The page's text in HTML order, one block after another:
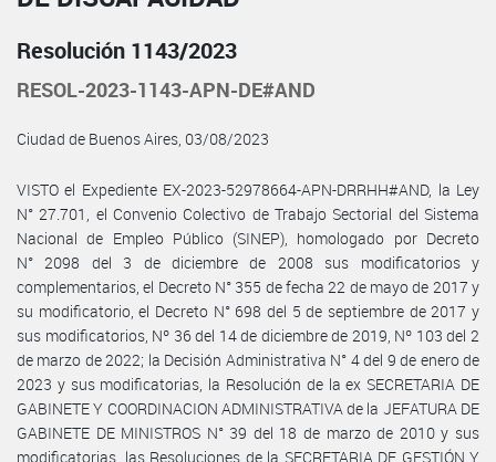
Resolución 1143/2023
RESOL-2023-1143-APN-DE#AND
Ciudad de Buenos Aires, 03/08/2023
VISTO el Expediente EX-2023-52978664-APN-DRRHH#AND, la Ley
N° 27.701, el Convenio Colectivo de Trabajo Sectorial del Sistema
Nacional de Empleo Público (SINEP), homologado por Decreto
N° 2098 del 3 de diciembre de 2008 sus modificatorios y
complementarios, el Decreto N° 355 de fecha 22 de mayo de 2017 y
su modificatorio, el Decreto N° 698 del 5 de septiembre de 2017 y
sus modificatorios, Nº 36 del 14 de diciembre de 2019, Nº 103 del 2
de marzo de 2022; la Decisión Administrativa N° 4 del 9 de enero de
2023 y sus modificatorias, la Resolución de la ex SECRETARIA DE
GABINETE Y COORDINACION ADMINISTRATIVA de la JEFATURA DE
GABINETE DE MINISTROS N° 39 del 18 de marzo de 2010 y sus
modificatorias, las Resoluciones de la SECRETARIA DE GESTIÓN Y